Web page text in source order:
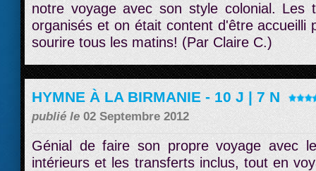
notre voyage avec son style colonial. Les
organisés et on était content d'être accueilli
sourire tous les matins! (Par Claire C.)
HYMNE À LA BIRMANIE - 10 J | 7 N
publié le 02 Septembre 2012
Génial de faire son propre voyage avec
intérieurs et les transferts inclus, tout en